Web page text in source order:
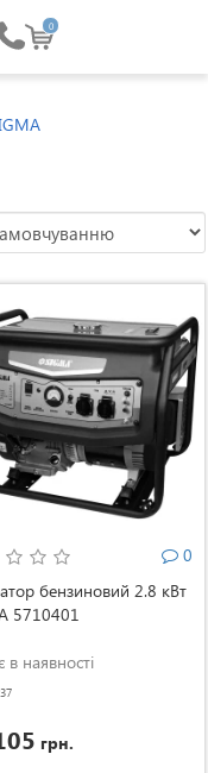
0
0
бензиновий 2.8 кВт
5710401
в наявності
грн.